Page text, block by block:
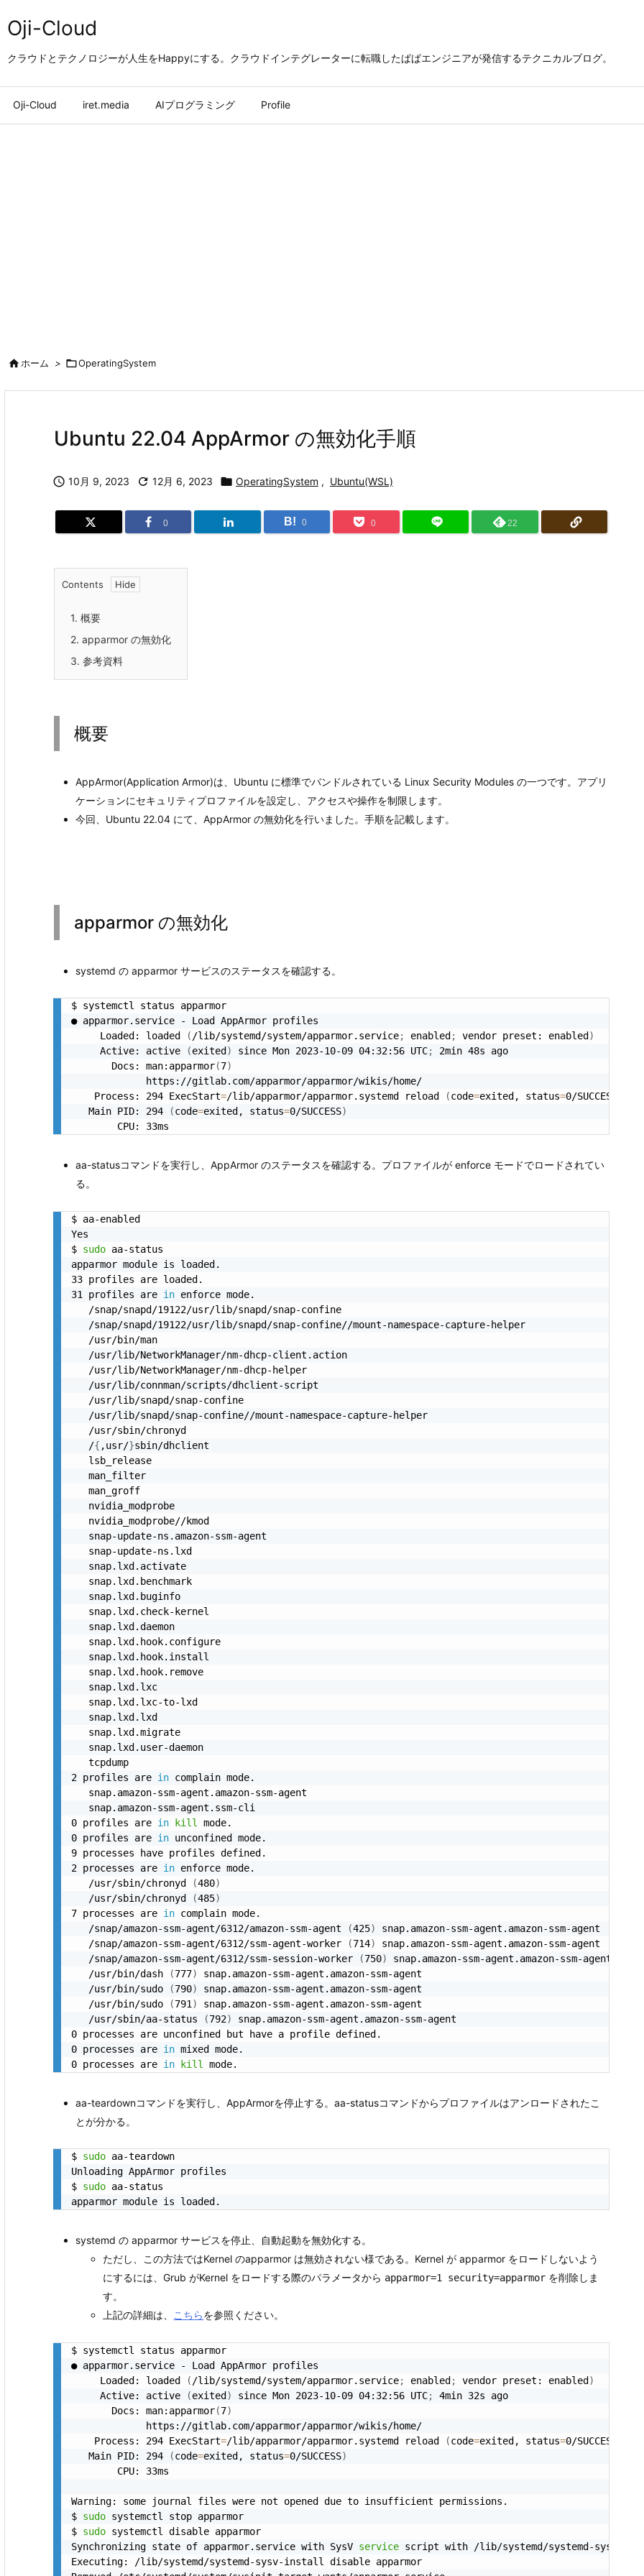
Oji-Cloud
クラウドとテクノロジーが人生をHappyにする。クラウドインテグレーターに転職したぱぱエンジニアが発信するテクニカルブログ。
Oji-Cloud iret.media AIプログラミング Profile
ホーム > OperatingSystem
Ubuntu 22.04 AppArmor の無効化手順
 10月 9, 2023  12月 6, 2023  OperatingSystem , Ubuntu(WSL)
0 B! 0 0 22
Contents
1. 概要
2. apparmor の無効化
3. 参考資料
概要
AppArmor(Application Armor)は、Ubuntu に標準でバンドルされている Linux Security Modules の一つです。アプリ
ケーションにセキュリティプロファイルを設定し、アクセスや操作を制限します。
今回、Ubuntu 22.04 にて、AppArmor の無効化を行いました。手順を記載します。
apparmor の無効化
systemd の apparmor サービスのステータスを確認する。
$ systemctl status apparmor
● apparmor.service - Load AppArmor profiles
     Loaded: loaded
( /lib/systemd/system/apparmor.service; enabled ; vendor preset: enabled )
     Active: active
(exited ) since Mon 2023-10-09 04:32:56 UTC;
2min 48s ago
       Docs: man:apparmor
(7)
             https://gitlab.com/apparmor/apparmor/wikis/home/
    Process: 294 ExecStart
=/lib/apparmor/apparmor.systemd reload (code=exited, status=0/SUCCESS
   Main PID: 294
(code=exited, status=0/SUCCESS)
        CPU: 33ms
aa-statusコマンドを実行し、AppArmor のステータスを確認する。プロファイルが enforce モードでロードされてい
る。
$ aa-enabled
Yes
$ sudo aa-status
apparmor module is loaded.
33 profiles are loaded.
31 profiles are in enforce mode.
   /snap/snapd/19122/usr/lib/snapd/snap-confine
   /snap/snapd/19122/usr/lib/snapd/snap-confine//mount-namespace-capture-helper
   /usr/bin/man
   /usr/lib/NetworkManager/nm-dhcp-client.action
   /usr/lib/NetworkManager/nm-dhcp-helper
   /usr/lib/connman/scripts/dhclient-script
   /usr/lib/snapd/snap-confine
   /usr/lib/snapd/snap-confine//mount-namespace-capture-helper
   /usr/sbin/chronyd
   /
{ ,usr/}sbin/dhclient
   lsb_release
   man_filter
   man_groff
   nvidia_modprobe
   nvidia_modprobe//kmod
   snap-update-ns.amazon-ssm-agent
   snap-update-ns.lxd
   snap.lxd.activate
   snap.lxd.benchmark
   snap.lxd.buginfo
   snap.lxd.check-kernel
   snap.lxd.daemon
   snap.lxd.hook.configure
   snap.lxd.hook.install
   snap.lxd.hook.remove
   snap.lxd.lxc
   snap.lxd.lxc-to-lxd
   snap.lxd.lxd
   snap.lxd.migrate
   snap.lxd.user-daemon
   tcpdump
2 profiles are in complain mode.
   snap.amazon-ssm-agent.amazon-ssm-agent
   snap.amazon-ssm-agent.ssm-cli
0 profiles are in kill
mode.
0 profiles are in unconfined mode.
9 processes have profiles defined.
2 processes are in enforce mode.
   /usr/sbin/chronyd
(480)
   /usr/sbin/chronyd
(485)
7 processes are in complain mode.
   /snap/amazon-ssm-agent/6312/amazon-ssm-agent
(425)
snap.amazon-ssm-agent.amazon-ssm-agent
   /snap/amazon-ssm-agent/6312/ssm-agent-worker
(714)
snap.amazon-ssm-agent.amazon-ssm-agent
   /snap/amazon-ssm-agent/6312/ssm-session-worker
(750)
snap.amazon-ssm-agent.amazon-ssm-agent
   /usr/bin/dash
(777)
snap.amazon-ssm-agent.amazon-ssm-agent
   /usr/bin/sudo
(790)
snap.amazon-ssm-agent.amazon-ssm-agent
   /usr/bin/sudo
(791 )
snap.amazon-ssm-agent.amazon-ssm-agent
   /usr/sbin/aa-status
(792)
snap.amazon-ssm-agent.amazon-ssm-agent
0 processes are unconfined but have a profile defined.
0 processes are in mixed mode.
0 processes are in kill mode.
aa-teardownコマンドを実行し、AppArmorを停止する。aa-statusコマンドからプロファイルはアンロードされたこ
とが分かる。
$ sudo aa-teardown
Unloading AppArmor profiles
$ sudo aa-status
systemd の apparmor サービスを停止、自動起動を無効化する。
ただし、この方法ではKernel のapparmor は無効されない様である。Kernel が apparmor をロードしないよう
にするには、Grub がKernel をロードする際のパラメータから apparmor=1 security=apparmor を削除しま
す。
上記の詳細は、 こちらを参照ください。
$ systemctl status apparmor
● apparmor.service - Load AppArmor profiles
     Loaded: loaded
( /lib/systemd/system/apparmor.service; enabled ; vendor preset: enabled )
     Active: active
(exited ) since Mon 2023-10-09 04:32:56 UTC;
4min 32s ago
       Docs: man:apparmor
(7)
             https://gitlab.com/apparmor/apparmor/wikis/home/
    Process: 294 ExecStart
=/lib/apparmor/apparmor.systemd reload (code=exited, status=0/SUCCESS
   Main PID: 294
(code=exited, status=0/SUCCESS)
        CPU: 33ms
Warning: some journal files were not opened due to insufficient permissions.
$ sudo systemctl stop apparmor
$ sudo systemctl disable apparmor
Synchronizing state of apparmor.service with SysV service script with /lib/systemd/systemd-sysv-
Executing: /lib/systemd/systemd-sysv-install disable apparmor